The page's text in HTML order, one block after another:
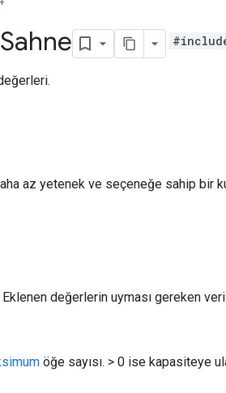
Sahne
az yetenek ve seçeneğe sahip bir
değerlerin uyması gereken
öğe sayısı. > 0 ise kapasiteye